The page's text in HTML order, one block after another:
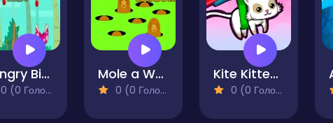
Hungry Birds
0 (0 Голосів)
Mole a Whack
0 (0 Голосів)
Kite Kittens
0 (0 Голосів)